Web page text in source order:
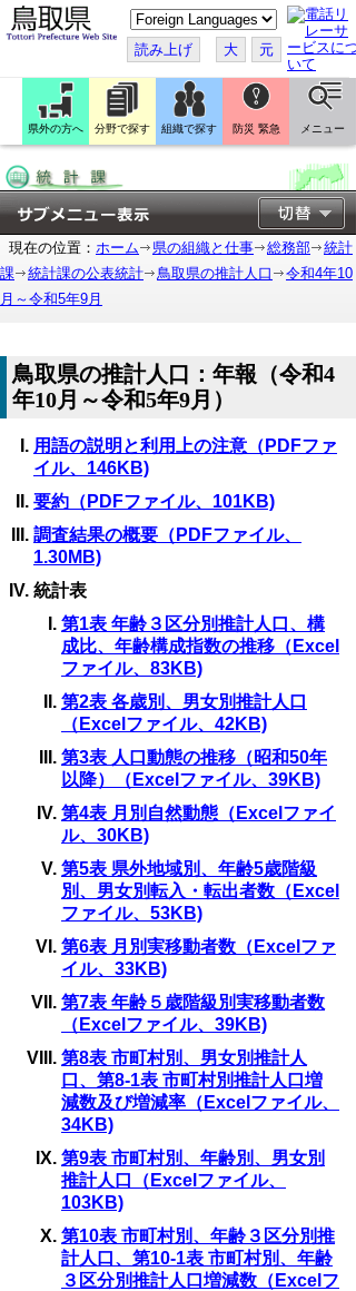
こ
の
ペ
ー
ジ
翻
訳
す
読み上げ 大 元
県外の方へ 分野で探す 組織で探す 防災 緊急 メニュー
現在の位置： ホーム 県の組織と仕事 総務部
統計
課
統計課の公表統計 鳥取県の推計人口
令和4年10
月～令和5年9月
鳥取県の推計人口：年報（令和4
年10月～令和5年9月）
用語の説明と利用上の注意（PDFファ
イル、146KB)
要約（PDFファイル、101KB)
調査結果の概要（PDFファイル、
1.30MB)
統計表
第1表 年齢３区分別推計人口、構
成比、年齢構成指数の推移（Excel
ファイル、83KB)
第2表 各歳別、男女別推計人口
（Excelファイル、42KB)
第3表 人口動態の推移（昭和50年
以降）（Excelファイル、39KB)
第4表 月別自然動態（Excelファイ
ル、30KB)
第5表 県外地域別、年齢5歳階級
別、男女別転入・転出者数（Excel
ファイル、53KB)
第6表 月別実移動者数（Excelファ
イル、33KB)
第7表 年齢５歳階級別実移動者数
（Excelファイル、39KB)
第8表 市町村別、男女別推計人
口、第8-1表 市町村別推計人口増
減数及び増減率（Excelファイル、
34KB)
第9表 市町村別、年齢別、男女別
推計人口（Excelファイル、
103KB)
第10表 市町村別、年齢３区分別推
計人口、第10-1表 市町村別、年齢
３区分別推計人口増減数（Excelフ